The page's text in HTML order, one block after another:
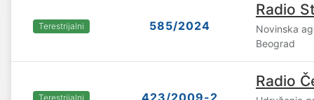
Terestrijalni 585/2024
Radio
Novinska
Beograd
Terestrijalni 423/2009-2
Radio